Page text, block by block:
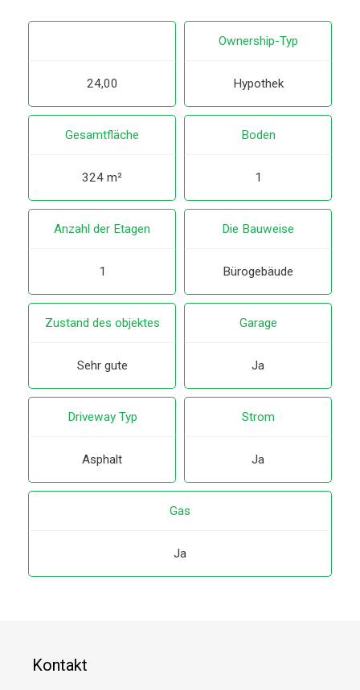
24,00
Ownership-Typ
Hypothek
Gesamtfläche
324 m²
Boden
1
Anzahl der Etagen
1
Die Bauweise
Bürogebäude
Zustand des objektes
Sehr gute
Garage
Ja
Driveway Typ
Asphalt
Strom
Ja
Gas
Ja
Kontakt